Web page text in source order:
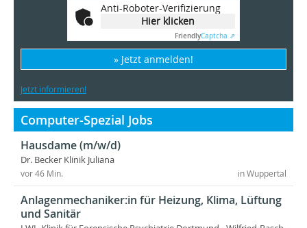
Anti-Roboter-Verifizierung
Hier klicken
FriendlyCaptcha ⇗
» Jetzt anmelden!
Jetzt informieren!
Computer-Spezial Jobs
Hausdame (m/w/d)
Dr. Becker Klinik Juliana
in Wuppertal
vor 46 Min.
Anlagenmechaniker:in für Heizung, Klima, Lüftung
und Sanitär